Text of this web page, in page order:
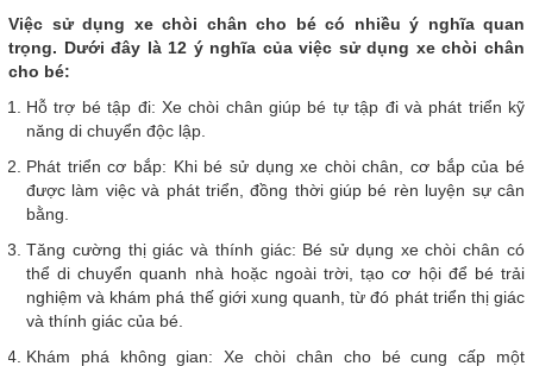
Việc sử dụng xe chòi chân cho bé có nhiều ý nghĩa quan
trọng. Dưới đây là 12 ý nghĩa của việc sử dụng xe chòi chân
cho bé:
Hỗ trợ bé tập đi: Xe chòi chân giúp bé tự tập đi và phát triển kỹ
năng di chuyển độc lập.
Phát triển cơ bắp: Khi bé sử dụng xe chòi chân, cơ bắp của bé
được làm việc và phát triển, đồng thời giúp bé rèn luyện sự cân
bằng.
Tăng cường thị giác và thính giác: Bé sử dụng xe chòi chân có
thể di chuyển quanh nhà hoặc ngoài trời, tạo cơ hội để bé trải
nghiệm và khám phá thế giới xung quanh, từ đó phát triển thị giác
và thính giác của bé.
Khám phá không gian: Xe chòi chân cho bé cung cấp một